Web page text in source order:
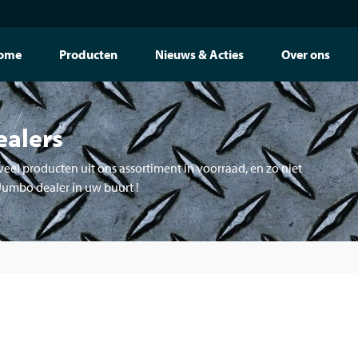
Producten Nieuws & Acties Over ons
producten uit ons assortiment in voorraad, en zo niet
dealer in uw buurt !